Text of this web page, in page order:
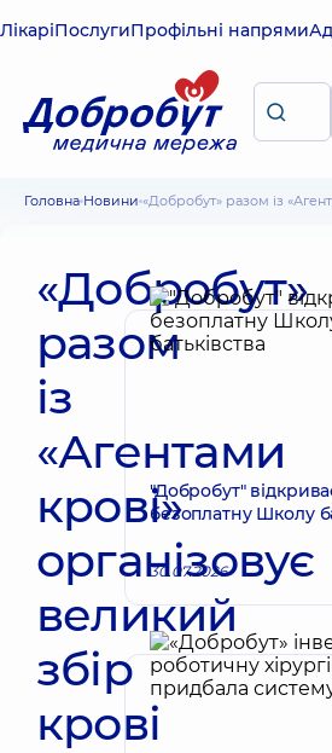
ЛікаріПослугиПрофільні напрями
Головна Новини «Добробут» разом із «Агентами
«Добробут»
разом
із
«Агентами
крові»
організовує
великий
збір
крові
"Добробут"
безоплатну Школу
30.07.2026